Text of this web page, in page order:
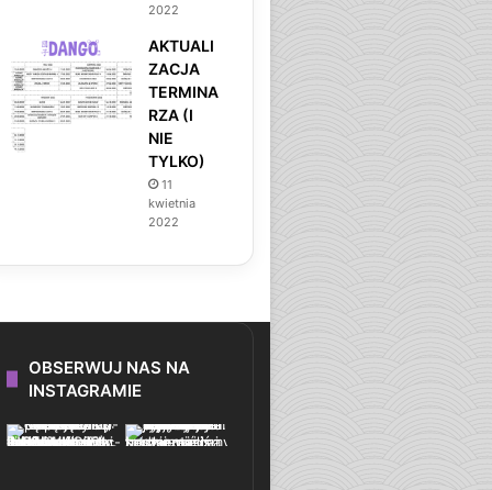
2022
AKTUALI
ZACJA
TERMINA
RZA (I
NIE
TYLKO)
11
kwietnia
2022
OBSERWUJ NAS NA
INSTAGRAMIE